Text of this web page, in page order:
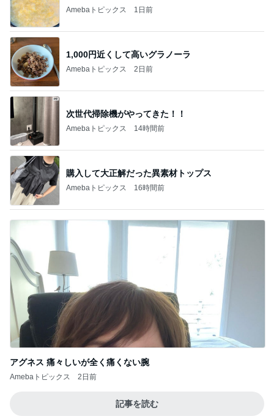
Amebaトピックス 1日前
1,000円近くして高いグラノーラ
Amebaトピックス 2日前
次世代掃除機がやってきた！！
Amebaトピックス 14時間前
購入して大正解だった異素材トップス
Amebaトピックス 16時間前
アグネス 痛々しいが全く痛くない腕
Amebaトピックス 2日前
記事を読む